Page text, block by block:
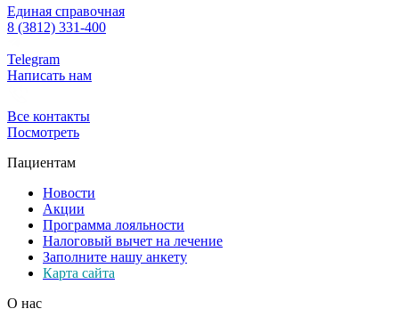
Единая справочная
8 (3812) 331-400
Telegram
Написать нам
Все контакты
Посмотреть
Пациентам
Новости
Акции
Программа лояльности
Налоговый вычет на лечение
Заполните нашу анкету
Карта сайта
О нас